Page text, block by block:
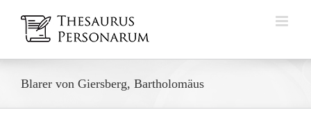
Inhalt
springen
Blarer von Giersberg, Bartholomäus